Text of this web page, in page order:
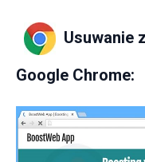
Usuwanie
Google Chrome: